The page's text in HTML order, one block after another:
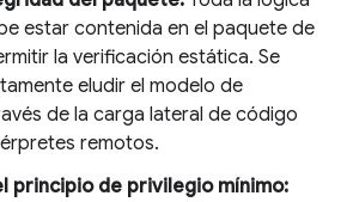
estar contenida en el paquete de
la verificación estática. Se
eludir el modelo de
de la carga lateral de código
remotos.
principio de privilegio mínimo: